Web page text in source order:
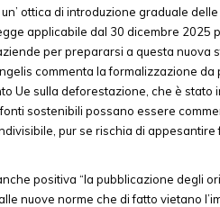
ottica di introduzione graduale
applicabile dal 30 dicembre 2025
per prepararsi a questa nuova
commenta la formalizzazione
Ue sulla deforestazione, che è
sostenibili possano essere
pur se rischia di
positiva “la pubblicazione degli
nuove norme che di fatto vietano